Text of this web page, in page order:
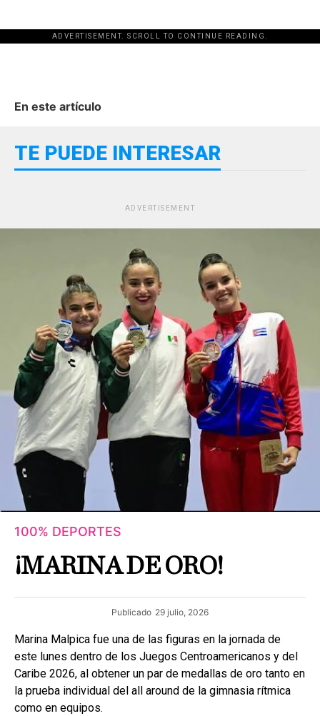
ADVERTISEMENT. SCROLL TO CONTINUE READING.
En este artículo
TE PUEDE INTERESAR
ADVERTISEMENT
100% DEPORTES
¡MARINA DE ORO!
Publicado 29 julio, 2026
Marina Malpica fue una de las figuras en la jornada de
este lunes dentro de los Juegos Centroamericanos y del
Caribe 2026, al obtener un par de medallas de oro tanto en
la prueba individual del all around de la gimnasia rítmica
como en equipos.